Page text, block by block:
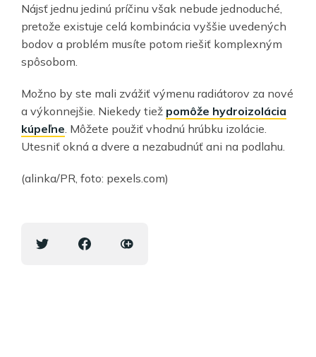
Nájsť jednu jedinú príčinu však nebude jednoduché,
pretože existuje celá kombinácia vyššie uvedených
bodov a problém musíte potom riešiť komplexným
spôsobom.
Možno by ste mali zvážiť výmenu radiátorov za nové
a výkonnejšie. Niekedy tiež pomôže hydroizolácia
kúpeľne . Môžete použiť vhodnú hrúbku izolácie.
Utesniť okná a dvere a nezabudnúť ani na podlahu.
(alinka/PR, foto: pexels.com)